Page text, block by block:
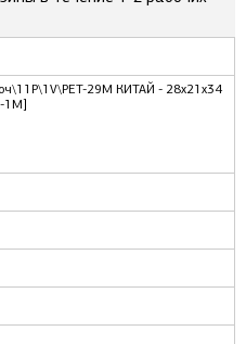
29M КИТАЙ - 28х21х34
1М]